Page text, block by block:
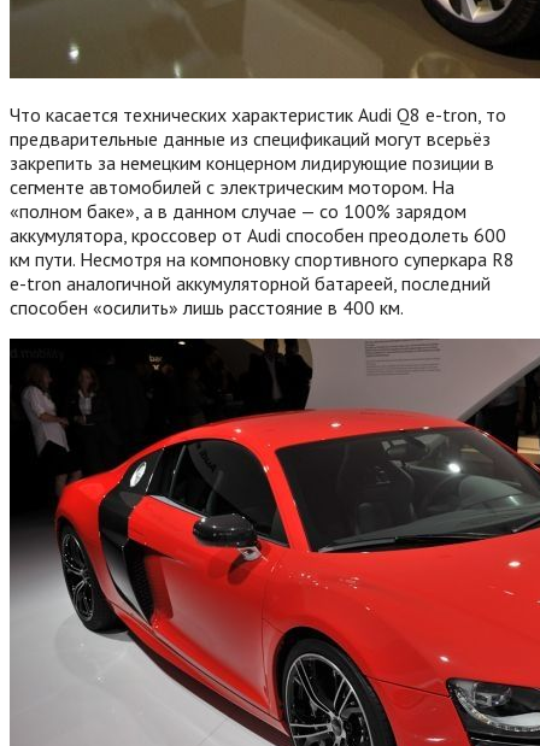
Что касается технических характеристик Audi Q8 e-tron, то
предварительные данные из спецификаций могут всерьёз
закрепить за немецким концерном лидирующие позиции в
сегменте автомобилей с электрическим мотором. На
«полном баке», а в данном случае — со 100% зарядом
аккумулятора, кроссовер от Audi способен преодолеть 600
км пути. Несмотря на компоновку спортивного суперкара R8
e-tron аналогичной аккумуляторной батареей, последний
способен «осилить» лишь расстояние в 400 км.